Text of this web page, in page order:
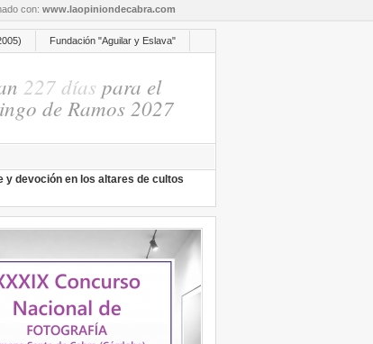
con: www.laopiniondecabra.com
Fundación "Aguilar y Eslava"
227 días para el
de Ramos 2027
y devoción en los altares de cultos